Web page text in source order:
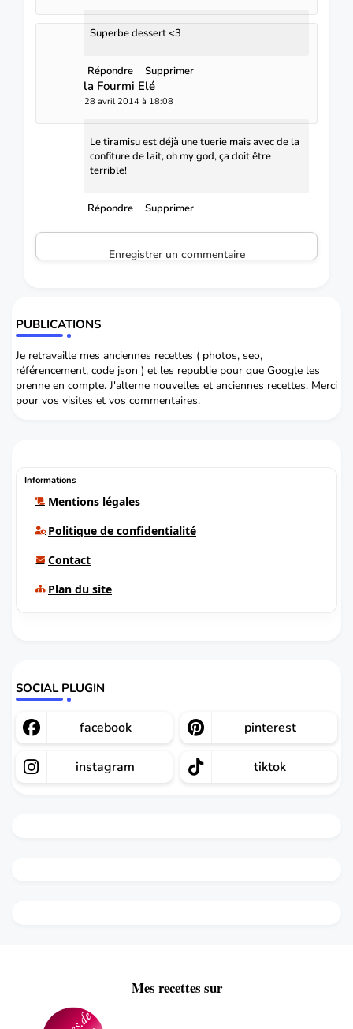
Superbe dessert <3
Répondre Supprimer
la Fourmi Elé
28 avril 2014 à 18:08
Le tiramisu est déjà une tuerie mais avec de la
confiture de lait, oh my god, ça doit être
terrible!
Répondre Supprimer
Enregistrer un commentaire
PUBLICATIONS
Je retravaille mes anciennes recettes ( photos, seo,
référencement, code json ) et les republie pour que Google les
prenne en compte. J'alterne nouvelles et anciennes recettes. Merci
pour vos visites et vos commentaires.
Informations
Mentions légales
Politique de confidentialité
Contact
Plan du site
SOCIAL PLUGIN
facebook pinterest
instagram tiktok
Mes recettes sur